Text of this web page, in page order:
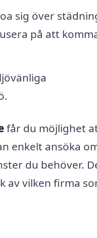
sig över
på att
får du möjlighet
enkelt ansöka
du behöver.
av vilken firma